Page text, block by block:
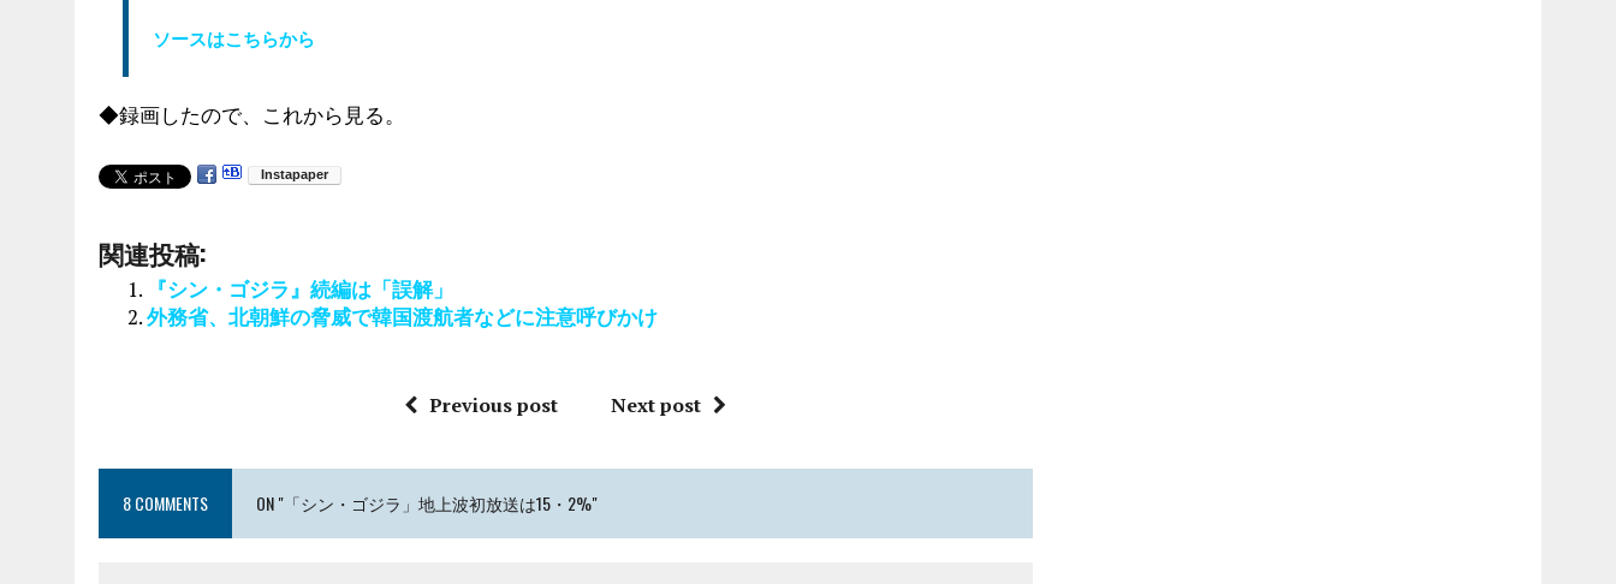
ソースはこちらから
◆録画したので、これから見る。
関連投稿:
『シン・ゴジラ』続編は「誤解」
外務省、北朝鮮の脅威で韓国渡航者などに注意呼びかけ
Previous post Next post
8 COMMENTS ON "「シン・ゴジラ」地上波初放送は15・2%"